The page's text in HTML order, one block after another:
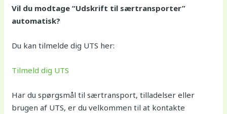
Vil du modtage “Udskrift til særtransporter”
automatisk?
Du kan tilmelde dig UTS her:
Tilmeld dig UTS
Har du spørgsmål til særtransport, tilladelser eller
brugen af UTS, er du velkommen til at kontakte